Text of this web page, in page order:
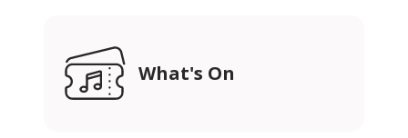
What's On